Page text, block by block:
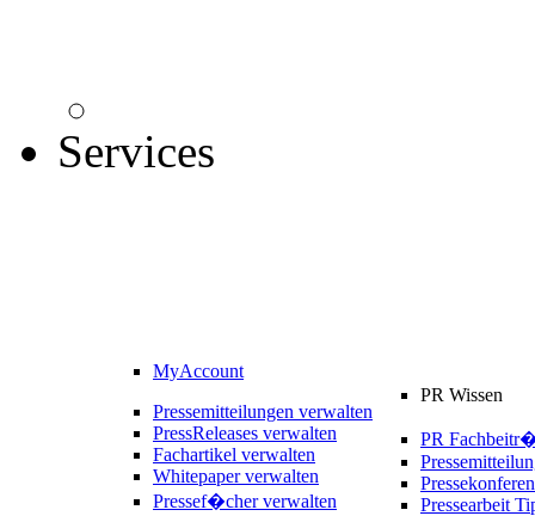
Services
MyAccount
Pressemitteilungen verwalten
PressReleases verwalten
Fachartikel verwalten
Whitepaper verwalten
Pressef�cher verwalten
PR Wissen
PR
Pressearbeit